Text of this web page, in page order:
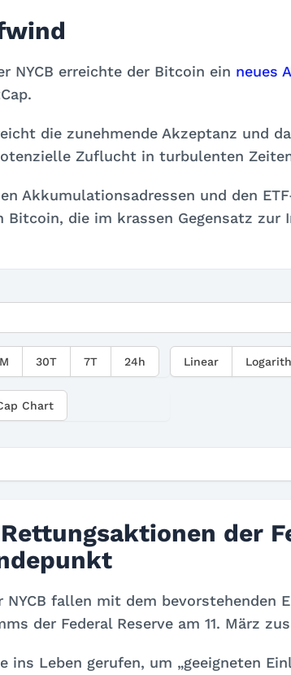
NYCB erreichte der Bitcoin ein neues
die zunehmende Akzeptanz und
Zuflucht in turbulenten
Akkumulationsadressen und den
Bitcoin, die im krassen Gegensatz
30T 7T 24h
Chart
Linear
der
NYCB fallen mit dem bevorstehenden
der Federal Reserve am 11. März
ins Leben gerufen, um „geeigneten